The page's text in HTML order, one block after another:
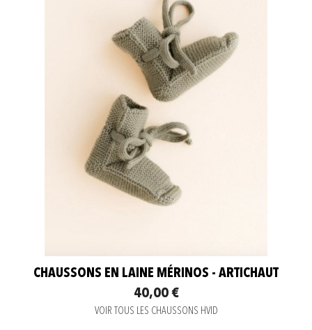
CHAUSSONS EN LAINE MÉRINOS - ARTICHAUT
40,00 €
VOIR TOUS LES CHAUSSONS HVID